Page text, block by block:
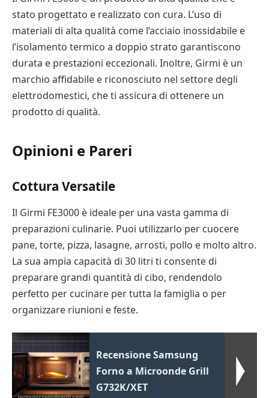
stato progettato e realizzato con cura. L’uso di
materiali di alta qualità come l’acciaio inossidabile e
l’isolamento termico a doppio strato garantiscono
durata e prestazioni eccezionali. Inoltre, Girmi è un
marchio affidabile e riconosciuto nel settore degli
elettrodomestici, che ti assicura di ottenere un
prodotto di qualità.
Opinioni e Pareri
Cottura Versatile
Il Girmi FE3000 è ideale per una vasta gamma di
preparazioni culinarie. Puoi utilizzarlo per cuocere
pane, torte, pizza, lasagne, arrosti, pollo e molto altro.
La sua ampia capacità di 30 litri ti consente di
preparare grandi quantità di cibo, rendendolo
perfetto per cucinare per tutta la famiglia o per
organizzare riunioni e feste.
Recensione Samsung
Forno a Microonde Grill
G732K/XET